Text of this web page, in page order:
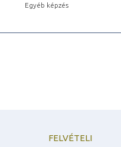
Egyéb képzés
FELVÉTELI